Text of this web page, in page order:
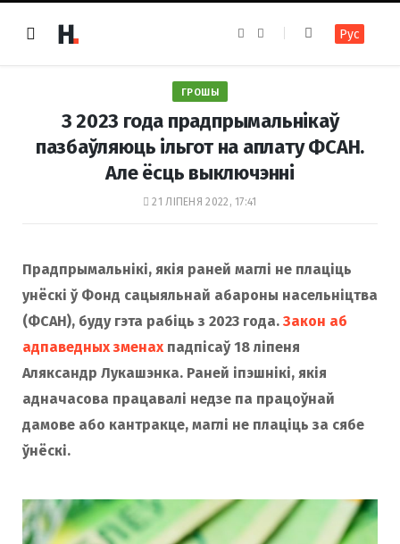
e
k
t
a
m
Рус
ГРОШЫ
З 2023 года прадпрымальнікаў
пазбаўляюць ільгот на аплату ФСАН.
Але ёсць выключэнні
21 ЛІПЕНЯ 2022, 17:41
Прадпрымальнікі, якія раней маглі не плаціць
унёскі ў Фонд сацыяльнай абароны насельніцтва
(ФСАН), буду гэта рабіць з 2023 года. Закон аб
адпаведных зменахпадпісаў 18 ліпеня
Аляксандр Лукашэнка. Раней іпэшнікі, якія
адначасова працавалі недзе па працоўнай
дамове або кантракце, маглі не плаціць за сябе
ўнёскі.